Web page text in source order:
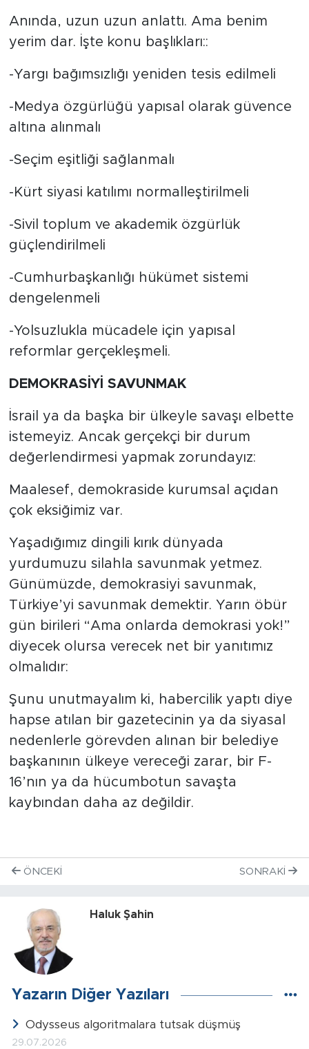
Anında, uzun uzun anlattı. Ama benim
yerim dar. İşte konu başlıkları::
-Yargı bağımsızlığı yeniden tesis edilmeli
-Medya özgürlüğü yapısal olarak güvence
altına alınmalı
-Seçim eşitliği sağlanmalı
-Kürt siyasi katılımı normalleştirilmeli
-Sivil toplum ve akademik özgürlük
güçlendirilmeli
-Cumhurbaşkanlığı hükümet sistemi
dengelenmeli
-Yolsuzlukla mücadele için yapısal
reformlar gerçekleşmeli.
DEMOKRASİYİ SAVUNMAK
İsrail ya da başka bir ülkeyle savaşı elbette
istemeyiz. Ancak gerçekçi bir durum
değerlendirmesi yapmak zorundayız:
Maalesef, demokraside kurumsal açıdan
çok eksiğimiz var.
Yaşadığımız dingili kırık dünyada
yurdumuzu silahla savunmak yetmez.
Günümüzde, demokrasiyi savunmak,
Türkiye’yi savunmak demektir. Yarın öbür
gün birileri “Ama onlarda demokrasi yok!”
diyecek olursa verecek net bir yanıtımız
olmalıdır:
Şunu unutmayalım ki, habercilik yaptı diye
hapse atılan bir gazetecinin ya da siyasal
nedenlerle görevden alınan bir belediye
başkanının ülkeye vereceği zarar, bir F-
16’nın ya da hücumbotun savaşta
kaybından daha az değildir.
ÖNCEKI SONRAKI
Haluk Şahin
Yazarın Diğer Yazıları
Odysseus algoritmalara tutsak düşmüş
29.07.2026